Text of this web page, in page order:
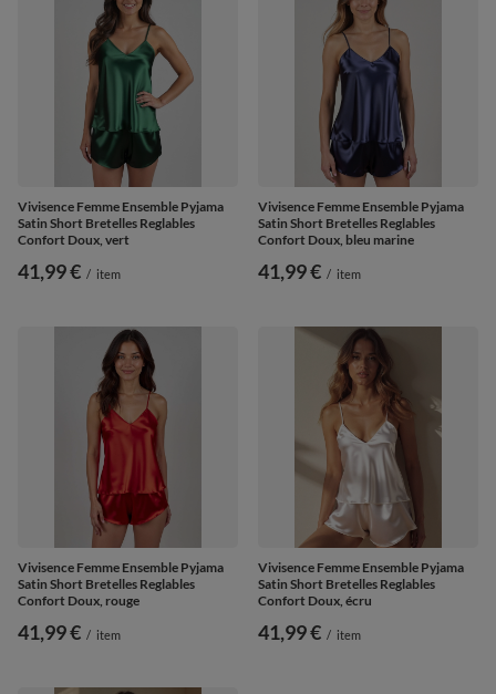
Vivisence Femme Ensemble Pyjama
Satin Short Bretelles Reglables
Confort Doux, vert
41,99 € / item
Vivisence Femme Ensemble Pyjama
Satin Short Bretelles Reglables
Confort Doux, bleu marine
41,99 € / item
Vivisence Femme Ensemble Pyjama
Satin Short Bretelles Reglables
Confort Doux, rouge
41,99 € / item
Vivisence Femme Ensemble Pyjama
Satin Short Bretelles Reglables
Confort Doux, écru
41,99 € / item